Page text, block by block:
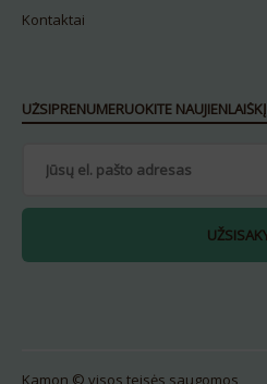
Kontaktai
UŽSIPRENUMERUOKITE NAUJIENLAIŠKĮ
Kamon © visos teisės saugomos